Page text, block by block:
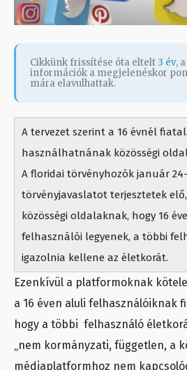
Cikkünk frissítése óta eltelt 3 év,
információk a megjelenéskor
mára elavulhattak.
A tervezet szerint a 16 évnél
használhatnának közösségi
A floridai törvényhozók január
törvényjavaslatot terjesztetek
közösségi oldalaknak, hogy 16
felhasználói legyenek, a többi
igazolnia kellene az életkorát.
Ezenkívül a platformoknak
a 16 éven aluli felhasználóiknak
hogy a többi felhasználó
„nem kormányzati, független, a
médiaplatformhoz nem